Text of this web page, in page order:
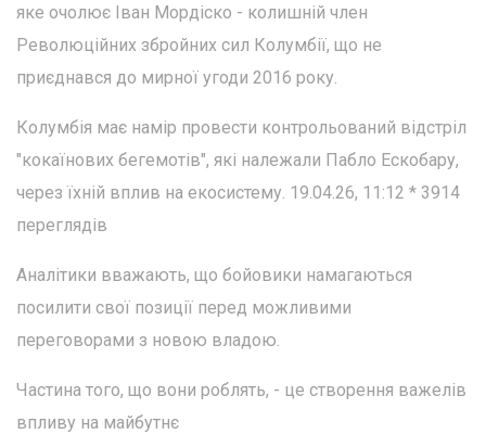
яке очолює Іван Мордіско - колишній член
Революційних збройних сил Колумбії, що не
приєднався до мирної угоди 2016 року.
Колумбія має намір провести контрольований відстріл
"кокаїнових бегемотів", які належали Пабло Ескобару,
через їхній вплив на екосистему. 19.04.26, 11:12 * 3914
переглядів
Аналітики вважають, що бойовики намагаються
посилити свої позиції перед можливими
переговорами з новою владою.
Частина того, що вони роблять, - це створення важелів
впливу на майбутнє